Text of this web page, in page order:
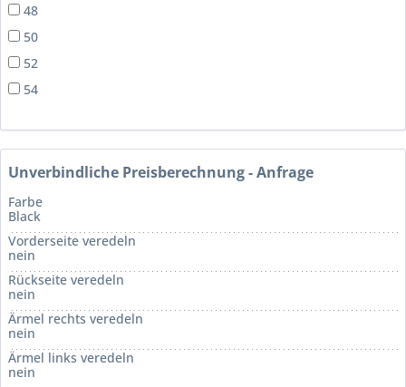
48
50
52
54
Unverbindliche Preisberechnung - Anfrage
Farbe
Black
Vorderseite veredeln
nein
Rückseite veredeln
nein
Ärmel rechts veredeln
nein
Ärmel links veredeln
nein